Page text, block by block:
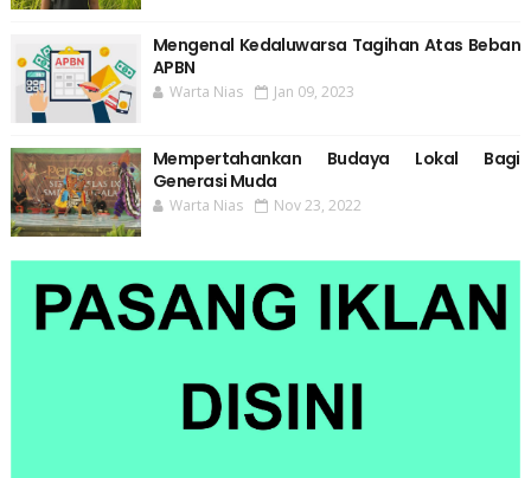
Mengenal Kedaluwarsa Tagihan Atas Beban
APBN
Warta Nias Jan 09, 2023
Mempertahankan Budaya Lokal Bagi
Generasi Muda
Warta Nias Nov 23, 2022